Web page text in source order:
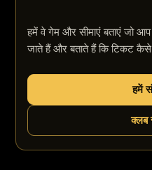
हमें वे गेम और सीमाएं बताएं जो
जाते हैं और बताते हैं कि टिकट
हमें
क्लब